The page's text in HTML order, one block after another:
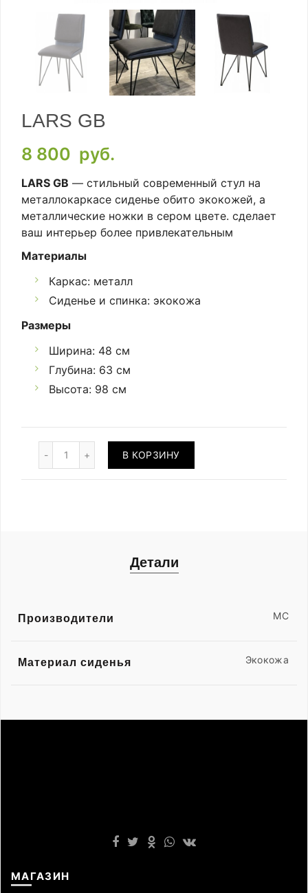
LARS GB
8 800 руб.
LARS GB — стильный современный стул на
металлокаркасе сиденье обито экокожей, а
металлические ножки в сером цвете. сделает
ваш интерьер более привлекательным
Материалы
Каркас: металл
Сиденье и спинка: экокожа
Размеры
Ширина: 48 см
Глубина: 63 см
Высота: 98 см
В КОРЗИНУ
Детали
Производители MC
Материал сиденья Экокожа
МАГАЗИН